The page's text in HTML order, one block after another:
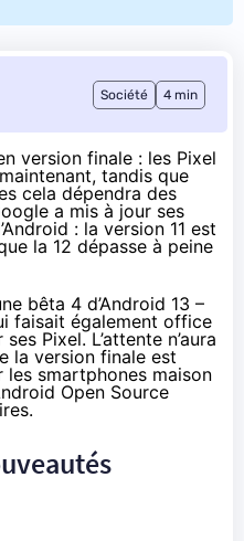
Société 4 min
version finale : les Pixel
tandis que
cela dépendra des
a mis à jour ses
: la version 11 est
la 12 dépasse à peine
bêta 4 d’Android 13 –
faisait également office
Pixel. L’attente n’aura
la version finale est
smartphones maison
Open Source